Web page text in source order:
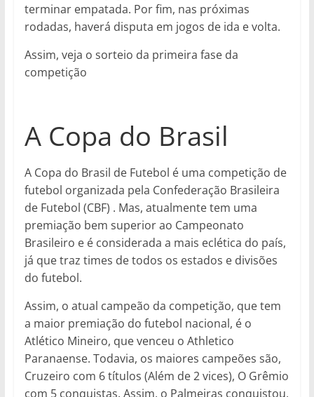
terminar empatada. Por fim, nas próximas
rodadas, haverá disputa em jogos de ida e volta.
Assim, veja o sorteio da primeira fase da
competição
A Copa do Brasil
A Copa do Brasil de Futebol é uma competição de
futebol organizada pela Confederação Brasileira
de Futebol (CBF) . Mas, atualmente tem uma
premiação bem superior ao Campeonato
Brasileiro e é considerada a mais eclética do país,
já que traz times de todos os estados e divisões
do futebol.
Assim, o atual campeão da competição, que tem
a maior premiação do futebol nacional, é o
Atlético Mineiro, que venceu o Athletico
Paranaense. Todavia, os maiores campeões são,
Cruzeiro com 6 títulos (Além de 2 vices), O Grêmio
com 5 conquistas. Assim, o Palmeiras conquistou,